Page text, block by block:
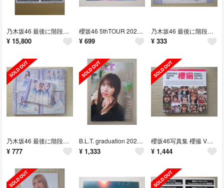
乃木坂46 最後に階段を駆け上がったのはいつだ？ シリアル 10枚
¥ 15,800
櫻坂46 5thTOUR 2025 Addiction A5サイズクリアファイル
¥ 699
乃木坂46 最後に階段を駆け上がったのはいつだ？ 店舗特典ポストカード
¥ 333
乃木坂46 最後に階段を駆け上がったのはいつだ？ ABCD+通常盤 5枚セット
¥ 777
B.L.T. graduation 2026 中学・高校卒業 【応募券無し】
¥ 1,333
櫻坂46写真集 櫻撮 VOL.01 【未読 プリカード・応募券なし】
¥ 1,444